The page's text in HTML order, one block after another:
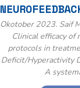
Okotober 2023. Saif
Clinical efficacy of
protocols in
Deficit/Hyperactivity
A